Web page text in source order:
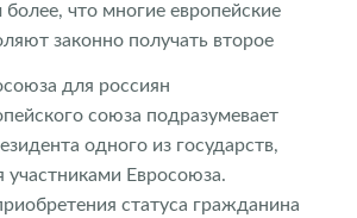
более, что многие европейские
законно получать второе
для россиян
союза подразумевает
одного из государств,
участниками Евросоюза.
статуса гражданина